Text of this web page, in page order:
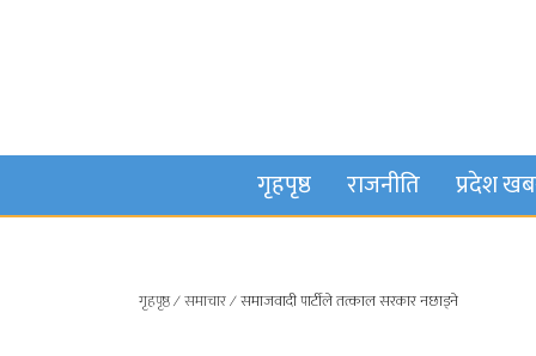
गृहपृष्ठ राजनीति प्रदेश
गृहपृष्ठ∕समाचार∕समाजवादी पार्टीले तत्काल सरकार नछाड्ने